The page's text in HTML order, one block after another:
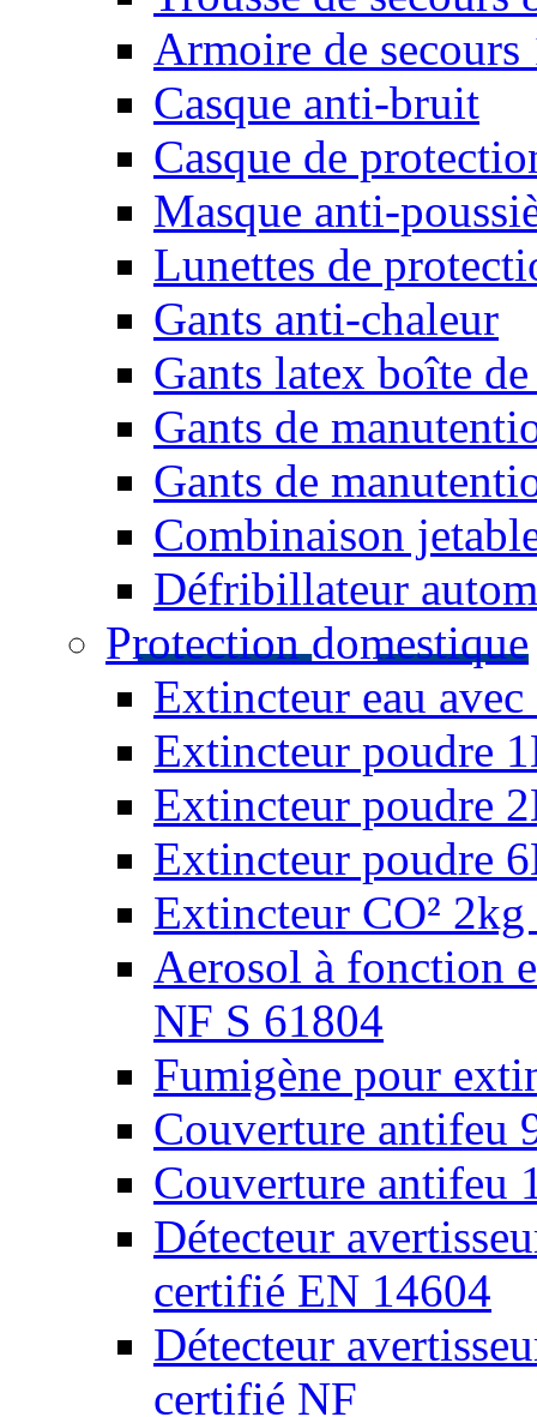
Armoire de secours
Casque anti-bruit
Casque de
Masque anti-
Lunettes de
Gants anti-chaleur
Gants latex boîte
Gants de
Gants de
Combinaison
Défribillateur
Protection domestique
Extincteur eau
Extincteur poudre
Extincteur poudre
Extincteur poudre
Extincteur CO²
Aerosol à fonction
NF S 61804
Fumigène pour
Couverture antifeu
Couverture antifeu
Détecteur
certifié EN 14604
Détecteur
certifié NF